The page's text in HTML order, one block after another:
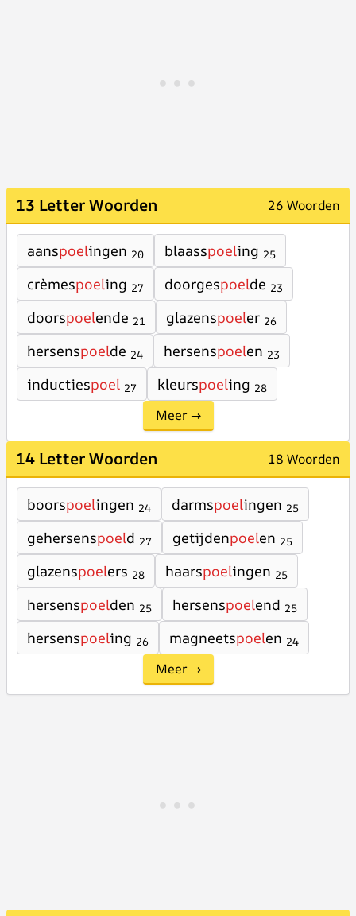
13 Letter Woorden 26 Woorden
aanspoelingen 20 blaasspoeling 25
crèmespoeling 27 doorgespoelde 23
doorspoelende 21 glazenspoeler 26
hersenspoelde 24 hersenspoelen 23
inductiespoel 27 kleurspoeling 28
Meer →
14 Letter Woorden 18 Woorden
boorspoelingen 24 darmspoelingen 25
gehersenspoeld 27 getijdenpoelen 25
glazenspoelers 28 haarspoelingen 25
hersenspoelden 25 hersenspoelend 25
hersenspoeling 26 magneetspoelen 24
Meer →